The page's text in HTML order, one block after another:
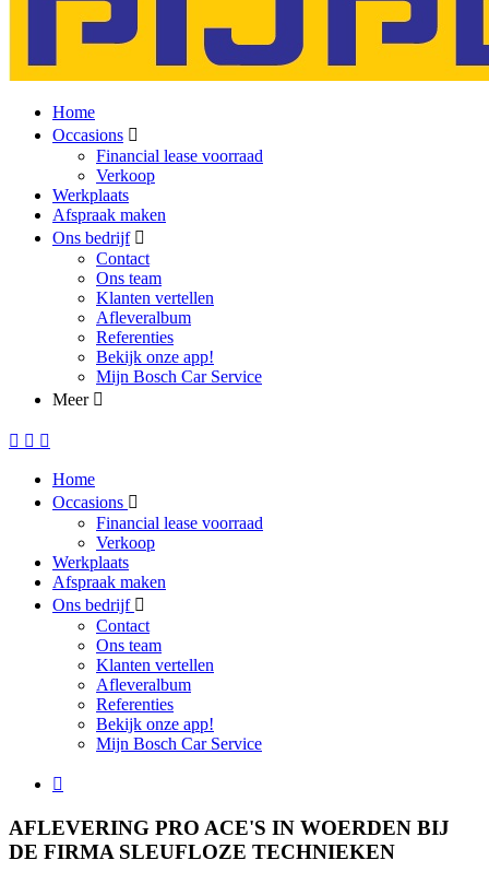
Home
Occasions
Financial lease voorraad
Verkoop
Werkplaats
Afspraak maken
Ons bedrijf
Contact
Ons team
Klanten vertellen
Afleveralbum
Referenties
Bekijk onze app!
Mijn Bosch Car Service
Meer
Home
Occasions
Financial lease voorraad
Verkoop
Werkplaats
Afspraak maken
Ons bedrijf
Contact
Ons team
Klanten vertellen
Afleveralbum
Referenties
Bekijk onze app!
Mijn Bosch Car Service
AFLEVERING PRO ACE'S IN WOERDEN BIJ
DE FIRMA SLEUFLOZE TECHNIEKEN